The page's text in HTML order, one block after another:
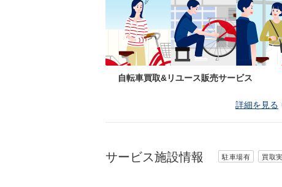
自転車買取&リユース販売サービス
詳細を見る
サービス施設情報 駐車場有 買取